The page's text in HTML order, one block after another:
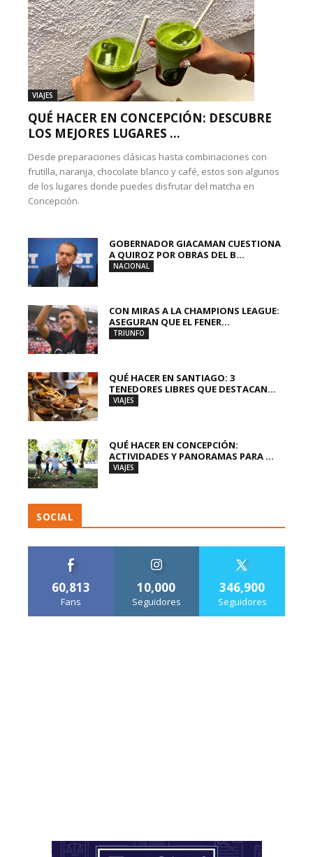
VIAJES
QUÉ HACER EN CONCEPCIÓN: DESCUBRE
LOS MEJORES LUGARES ...
Desde preparaciones clásicas hasta combinaciones con
frutilla, naranja, chocolate blanco y café, estos son algunos
de los lugares donde puedes disfrutar del matcha en
Concepción.
GOBERNADOR GIACAMAN CUESTIONA
A QUIROZ POR OBRAS DEL B...
NACIONAL
CON MIRAS A LA CHAMPIONS LEAGUE:
ASEGURAN QUE EL FENER...
TRIUNFO
QUÉ HACER EN SANTIAGO: 3
TENEDORES LIBRES QUE DESTACAN...
VIAJES
QUÉ HACER EN CONCEPCIÓN:
ACTIVIDADES Y PANORAMAS PARA ...
VIAJES
SOCIAL
60,813
Fans
10,000
Seguidores
346,900
Seguidores